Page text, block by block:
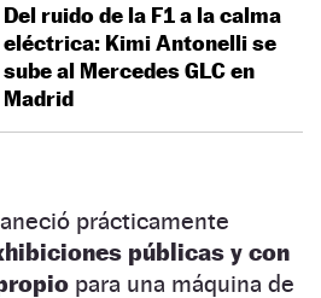
Del ruido de la F1 a la calma
eléctrica: Kimi Antonelli se
sube al Mercedes GLC en
Madrid
prácticamente
públicas y con
para una máquina de